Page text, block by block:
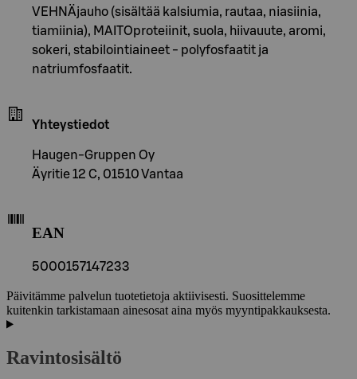
VEHNÄjauho (sisältää kalsiumia, rautaa, niasiinia,
tiamiinia), MAITOproteiinit, suola, hiivauute, aromi,
sokeri, stabilointiaineet - polyfosfaatit ja
natriumfosfaatit.
Yhteystiedot
Haugen-Gruppen Oy
Äyritie 12 C, 01510 Vantaa
EAN
5000157147233
Päivitämme palvelun tuotetietoja aktiivisesti. Suosittelemme
kuitenkin tarkistamaan ainesosat aina myös myyntipakkauksesta.
Ravintosisältö